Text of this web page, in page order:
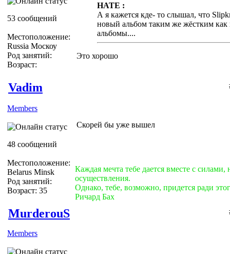
53 сообщений
Местоположение:
Russia Москоу
Род занятий:
Возраст:
HATE :
А я кажется кде- то слышал, что
новый альбом таким же жёстким как
альбомы....
Это хорошо
Vadim
Members
48 сообщений
Местоположение:
Belarus Minsk
Род занятий:
Возраст: 35
Скорей бы уже вышел
Каждая мечта тебе дается вместе с
осуществления.
Однако, тебе, возможно, придется ради
Ричард Бах
MurderouS
Members